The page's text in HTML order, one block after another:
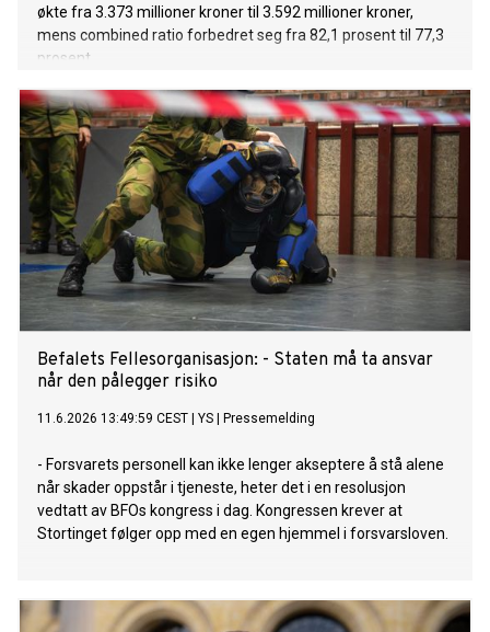
økte fra 3.373 millioner kroner til 3.592 millioner kroner,
mens combined ratio forbedret seg fra 82,1 prosent til 77,3
prosent.
Befalets Fellesorganisasjon: - Staten må ta ansvar
når den pålegger risiko
11.6.2026 13:49:59 CEST YS Pressemelding
- Forsvarets personell kan ikke lenger akseptere å stå alene
når skader oppstår i tjeneste, heter det i en resolusjon
vedtatt av BFOs kongress i dag. Kongressen krever at
Stortinget følger opp med en egen hjemmel i forsvarsloven.